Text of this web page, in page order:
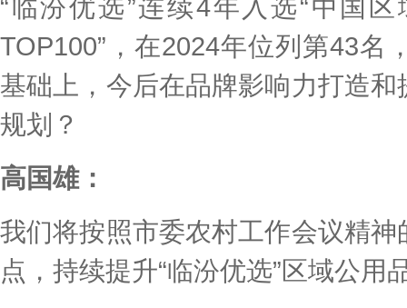
“临汾优选”连续4年入选“中国
TOP100”，在2024年位列第43名
基础上，今后在品牌影响力打造
规划？
高国雄：
我们将按照市委农村工作会议精
点，持续提升“临汾优选”区域公用